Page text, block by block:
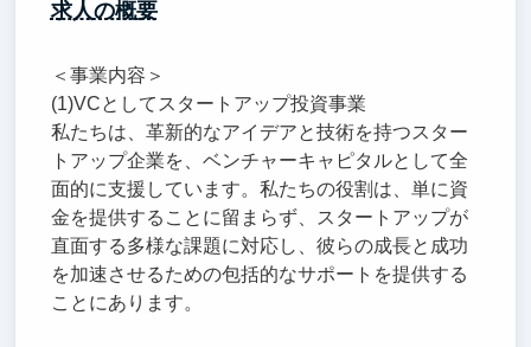
求人の概要
＜事業内容＞
(1)VCとしてスタートアップ投資事業
私たちは、革新的なアイデアと技術を持つスター
トアップ企業を、ベンチャーキャピタルとして全
面的に支援しています。私たちの役割は、単に資
金を提供することに留まらず、スタートアップが
直面する多様な課題に対応し、彼らの成長と成功
を加速させるための包括的なサポートを提供する
ことにあります。